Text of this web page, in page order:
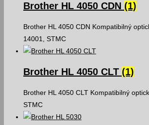
Brother HL 4050 CDN (1)
Brother HL 4050 CDN Kompatibilný
14001, STMC
Brother HL 4050 CLT (1)
Brother HL 4050 CLT Kompatibilný
STMC